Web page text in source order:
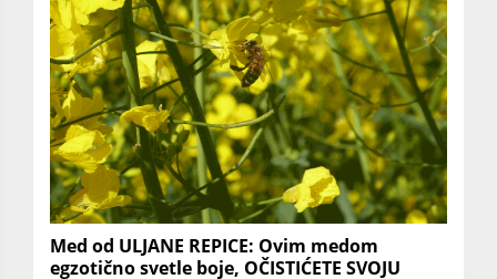
Med od ULJANE REPICE: Ovim medom
egzotično svetle boje, OČISTIĆETE SVOJU